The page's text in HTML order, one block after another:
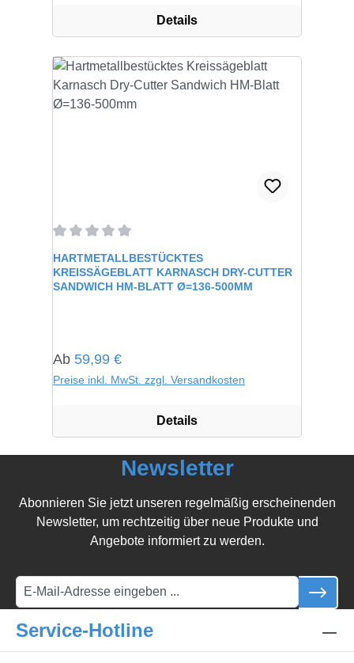
Details
Durchschnittliche Bewertung von 0 von 5 Sternen
HARTMETALLBESTÜCKTES
KREISSÄGEBLATT KARNASCH DRY-CUTTER
SANDWICH HM-BLATT Ø=136-500MM
Regulärer Preis:
Ab 59,99 €
Preise inkl. MwSt. zzgl. Versandkosten
Details
Newsletter
Abonnieren Sie jetzt unseren regelmäßig erscheinenden
Newsletter, um rechtzeitig über neue Produkte und
Angebote informiert zu werden.
Service-Hotline